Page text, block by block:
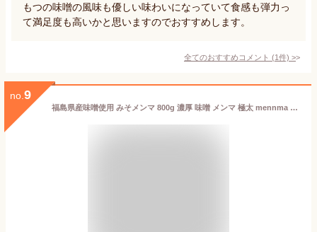
もつの味噌の風味も優しい味わいになっていて食感も弾力っ
て満足度も高いかと思いますのでおすすめします。
全てのおすすめコメント (1件) >
no. 9
福島県産味噌使用 みそメンマ 800g 濃厚 味噌 メンマ 極太 mennma 福島県産みそ めんま お試し ラーメン おつまみ ご飯のおとも 中華食材 おかず 調理不要 アレンジ自在 国内製造